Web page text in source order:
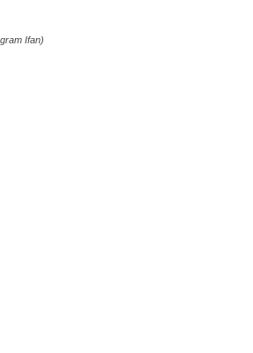
Ifan)